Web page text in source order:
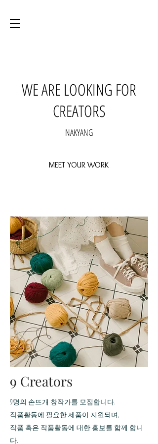
WE ARE LOOKING FOR
CREATORS
NAKYANG
MEET YOUR WORK
​9 Creators
9명의 손뜨개 창작가를 모집합니다.
작품활동에 필요한 제품이 지원되며,
작품 혹은 작품활동에 대한 홍보를 함께 합니
다.